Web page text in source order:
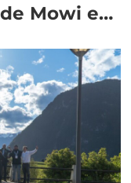
Mowi en